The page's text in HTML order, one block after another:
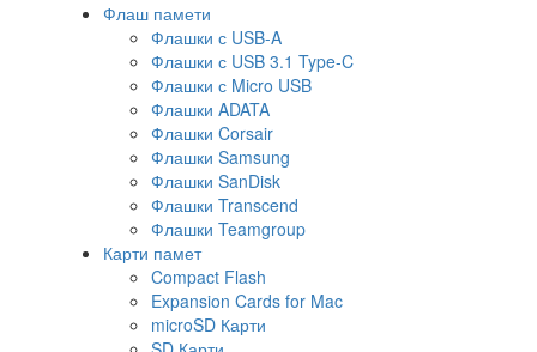
Флаш памети
Флашки с USB-A
Флашки с USB 3.1 Type-C
Флашки с Micro USB
Флашки ADATA
Флашки Corsair
Флашки Samsung
Флашки SanDisk
Флашки Transcend
Флашки Teamgroup
Карти памет
Compact Flash
Expansion Cards for Mac
microSD Карти